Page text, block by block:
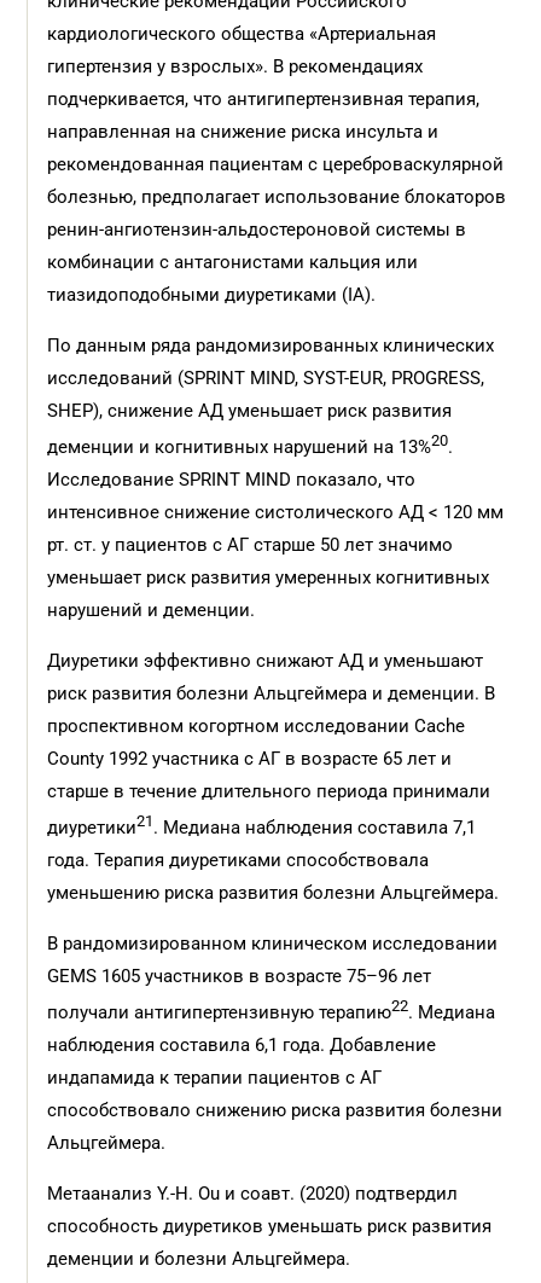
кардиологического общества «Артериальная
гипертензия у взрослых». В рекомендациях
подчеркивается, что антигипертензивная терапия,
направленная на снижение риска инсульта и
рекомендованная пациентам с цереброваскулярной
болезнью, предполагает использование блокаторов
ренин-ангиотензин-альдостероновой системы в
комбинации с антагонистами кальция или
тиазидоподобными диуретиками (IA).
По данным ряда рандомизированных клинических
исследований (SPRINT MIND, SYST-EUR, PROGRESS,
SHEP), снижение АД уменьшает риск развития
деменции и когнитивных нарушений на 13%20.
Исследование SPRINT MIND показало, что
интенсивное снижение систолического АД < 120 мм
рт. ст. у пациентов с АГ старше 50 лет значимо
уменьшает риск развития умеренных когнитивных
нарушений и деменции.
Диуретики эффективно снижают АД и уменьшают
риск развития болезни Альцгеймера и деменции. В
проспективном когортном исследовании Cache
County 1992 участника c АГ в возрасте 65 лет и
старше в течение длительного периода принимали
диуретики21 . Медиана наблюдения составила 7,1
года. Терапия диуретиками способствовала
уменьшению риска развития болезни Альцгеймера.
В рандомизированном клиническом исследовании
GEMS 1605 участников в возрасте 75–96 лет
получали антигипертензивную терапию22. Медиана
наблюдения составила 6,1 года. Добавление
индапамида к терапии пациентов с АГ
способствовало снижению риска развития болезни
Альцгеймера.
Метаанализ Y.-H. Ou и соавт. (2020) подтвердил
способность диуретиков уменьшать риск развития
деменции и болезни Альцгеймера.